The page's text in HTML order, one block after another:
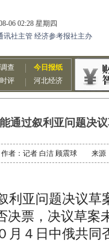
通过叙利亚问题决
者：记者 白洁 顾震球 来源
亚问题决议草
决票，决议草案
４日中俄共同